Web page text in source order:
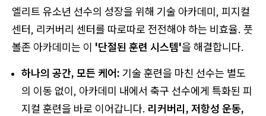
엘리트 유소년 선수의 성장을 위해 기술 아카데미, 피지컬
센터, 리커버리 센터를 따로따로 전전해야 하는 비효율. 풋
볼존 아카데미는 이 '단절된 훈련 시스템'을 해결합니다.
하나의 공간, 모든 케어: 기술 훈련을 마친 선수는 별도
의 이동 없이, 아카데미 내에서 축구 선수에게 특화된 피
지컬 훈련을 바로 이어갑니다. 리커버리, 저항성 운동,